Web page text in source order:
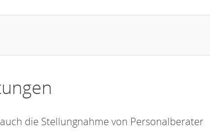
die Stellungnahme von Personalberater